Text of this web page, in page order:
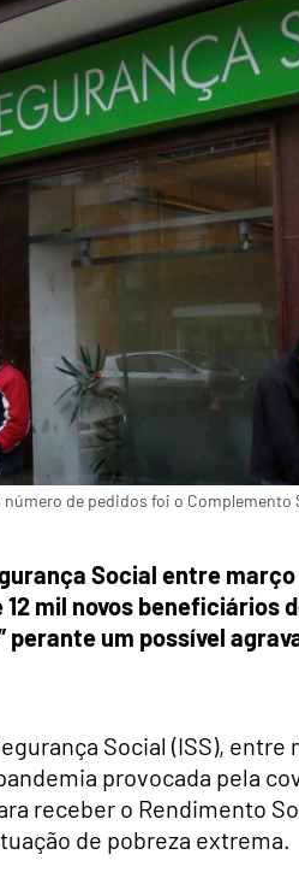
de pedidos foi o Complemento
Social entre
mil novos beneficiários
perante um possível
Social (ISS),
provocada pela
receber o Rendimento
de pobreza extrema.